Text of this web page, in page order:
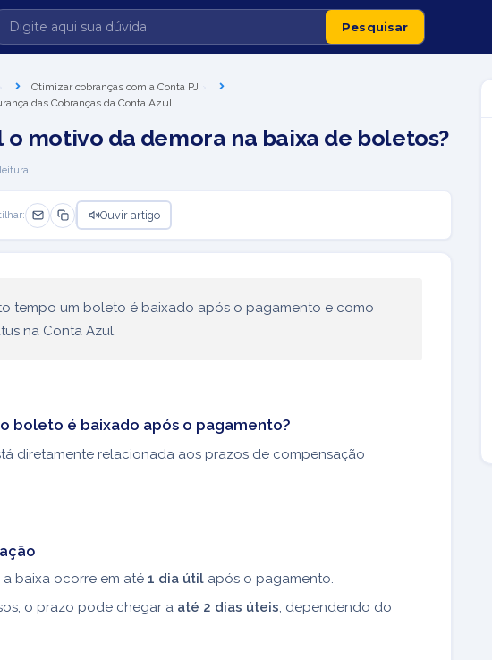
Otimizar cobranças com a Conta PJ
das Cobranças da Conta Azul
o motivo da demora na baixa de boletos?
Ouvir artigo
tempo um boleto é baixado após o pagamento e como
na Conta Azul.
boleto é baixado após o pagamento?
diretamente relacionada aos prazos de compensação
a baixa ocorre em até 1 dia útil após o pagamento.
o prazo pode chegar a até 2 dias úteis , dependendo do